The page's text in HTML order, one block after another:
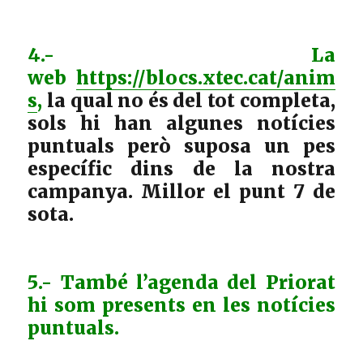
4.- La
web https://blocs.xtec.cat/anim
s, la qual no és del tot completa,
sols hi han algunes notícies
puntuals però suposa un pes
específic dins de la nostra
campanya. Millor el punt 7 de
sota.
5.- També l’agenda del Priorat
hi som presents en les notícies
puntuals.